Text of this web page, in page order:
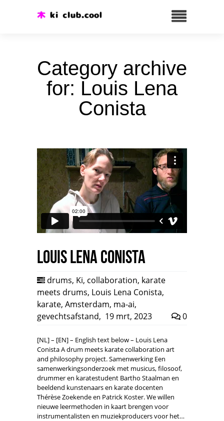
Category archive
for: Louis Lena
Conista
Louis Lena Conista
drums, Ki, collaboration, karate
meets drums, Louis Lena Conista,
karate, Amsterdam, ma-ai,
gevechtsafstand, 19 mrt, 2023 0
[NL] – [EN] – English text below – Louis Lena
Conista A drum meets karate collaboration art
and philosophy project. Samenwerking Een
samenwerkingsonderzoek met musicus, filosoof,
drummer en karatestudent Bartho Staalman en
beeldend kunstenaars en karate docenten
Thérèse Zoekende en Patrick Koster. We willen
nieuwe leermethoden in kaart brengen voor
instrumentalisten en muziekproducers voor het…